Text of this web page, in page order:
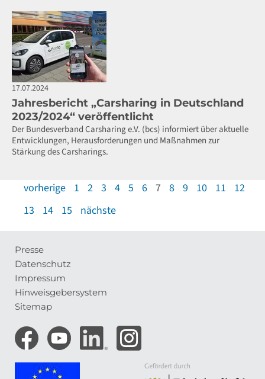
17.07.2024
Jahresbericht „Carsharing in Deutschland
2023/2024“ veröffentlicht
Der Bundesverband Carsharing e.V. (bcs) informiert über aktuelle
Entwicklungen, Herausforderungen und Maßnahmen zur
Stärkung des Carsharings.
vorherige 1 2 3 4 5 6 7 8 9 10 11
12
13
14 15 nächste
Meta-
Navigation
Presse
Datenschutz
Impressum
Hinweisgebersystem
Sitemap